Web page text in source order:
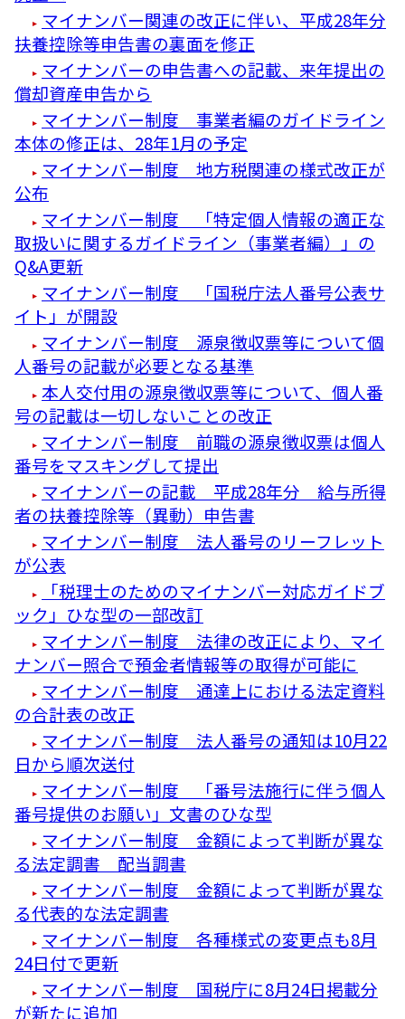
マイナンバー関連の改正に伴い、平成28年分
扶養控除等申告書の裏面を修正
マイナンバーの申告書への記載、来年提出の
償却資産申告から
マイナンバー制度 事業者編のガイドライン
本体の修正は、28年1月の予定
マイナンバー制度 地方税関連の様式改正が
公布
マイナンバー制度 「特定個人情報の適正な
取扱いに関するガイドライン（事業者編）」の
Q&A更新
マイナンバー制度 「国税庁法人番号公表サ
イト」が開設
マイナンバー制度 源泉徴収票等について個
人番号の記載が必要となる基準
本人交付用の源泉徴収票等について、個人番
号の記載は一切しないことの改正
マイナンバー制度 前職の源泉徴収票は個人
番号をマスキングして提出
マイナンバーの記載 平成28年分 給与所得
者の扶養控除等（異動）申告書
マイナンバー制度 法人番号のリーフレット
が公表
「税理士のためのマイナンバー対応ガイドブ
ック」ひな型の一部改訂
マイナンバー制度 法律の改正により、マイ
ナンバー照合で預金者情報等の取得が可能に
マイナンバー制度 通達上における法定資料
の合計表の改正
マイナンバー制度 法人番号の通知は10月22
日から順次送付
マイナンバー制度 「番号法施行に伴う個人
番号提供のお願い」文書のひな型
マイナンバー制度 金額によって判断が異な
る法定調書 配当調書
マイナンバー制度 金額によって判断が異な
る代表的な法定調書
マイナンバー制度 各種様式の変更点も8月
24日付で更新
マイナンバー制度 国税庁に8月24日掲載分
が新たに追加